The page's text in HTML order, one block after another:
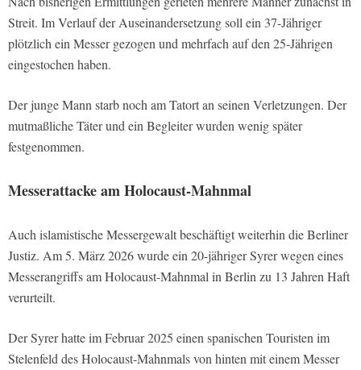
Streit. Im Verlauf der Auseinandersetzung soll ein 37-Jähriger
plötzlich ein Messer gezogen und mehrfach auf den 25-Jährigen
eingestochen haben.
Der junge Mann starb noch am Tatort an seinen Verletzungen. Der
mutmaßliche Täter und ein Begleiter wurden wenig später
festgenommen.
Messerattacke am Holocaust-Mahnmal
Auch islamistische Messergewalt beschäftigt weiterhin die Berliner
Justiz. Am 5. März 2026 wurde ein 20-jähriger Syrer wegen eines
Messerangriffs am Holocaust-Mahnmal in Berlin zu 13 Jahren Haft
verurteilt.
Der Syrer hatte im Februar 2025 einen spanischen Touristen im
Stelenfeld des Holocaust-Mahnmals von hinten mit einem Messer